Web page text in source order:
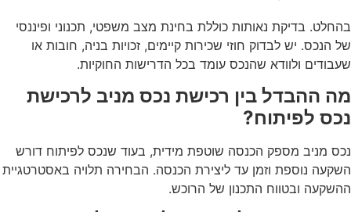
בדיקת נאותות כוללת בחינת מצב משפטי, תכנוני ופיננסי
הנכס. יש לבדוק חוזי שכירות קיימים, זכויות בניה, חובות או
ולוודא שהנכס עומד בכל הדרישות החוקיות.
ההבדל בין רכישת נכס מניב לרכישת
לפיתוח?
מניב מספק הכנסה שוטפת מידית, בעוד שנכס לפיתוח דורש
נוספת וזמן עד ליצירת הכנסה. הבחירה תלויה באסטרטגיית
ובטווח התכנון של הרוכש.